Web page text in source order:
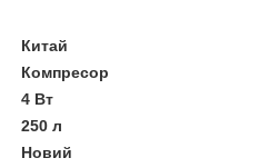
Китай
Компресор
4 Вт
250 л
Новий